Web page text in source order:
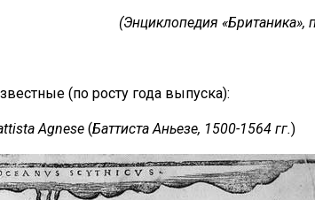
(Энциклопедия «Британика»,
(по росту года выпуска):
Agnese (Баттиста Аньезе, 1500-1564 гг.)